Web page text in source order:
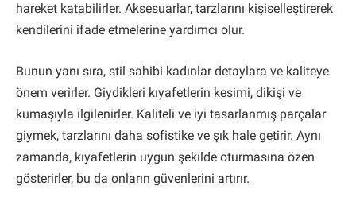
hareket katabilirler. Aksesuarlar, tarzlarını kişiselleştirerek
kendilerini ifade etmelerine yardımcı olur.
Bunun yanı sıra, stil sahibi kadınlar detaylara ve kaliteye
önem verirler. Giydikleri kıyafetlerin kesimi, dikişi ve
kumaşıyla ilgilenirler. Kaliteli ve iyi tasarlanmış parçalar
giymek, tarzlarını daha sofistike ve şık hale getirir. Aynı
zamanda, kıyafetlerin uygun şekilde oturmasına özen
gösterirler, bu da onların güvenlerini artırır.